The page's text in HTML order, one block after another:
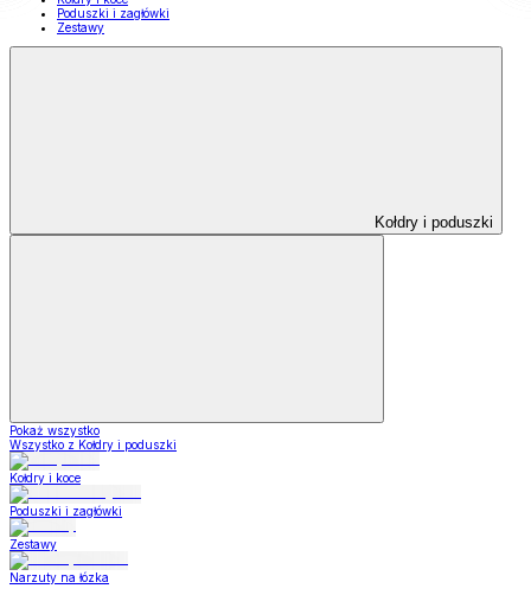
Poduszki i zagłówki
Zestawy
Kołdry i poduszki
Pokaż wszystko
Wszystko z Kołdry i poduszki
Kołdry i koce
Poduszki i zagłówki
Zestawy
Narzuty na łózka